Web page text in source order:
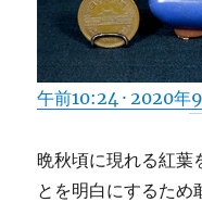
午前10:24 · 2020年
晩秋頃に現れる紅葉
とを明白にするため